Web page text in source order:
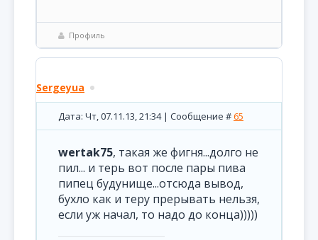
Профиль
Sergeyua
Дата: Чт, 07.11.13, 21:34 | Сообщение #65
wertak75, такая же фигня...долго не
пил... и терь вот после пары пива
пипец будунище...отсюда вывод,
бухло как и теру прерывать нельзя,
если уж начал, то надо до конца)))))